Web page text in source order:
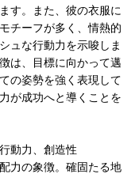
す。また、彼の衣服に
チーフが多く、情熱的
ュな行動力を示唆しま
は、目標に向かって邁
の姿勢を強く表現して
が成功へと導くことを
動力、創造性
力の象徴。確固たる地